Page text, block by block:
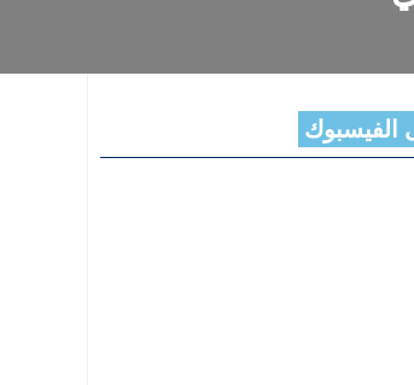
الفيسبوك